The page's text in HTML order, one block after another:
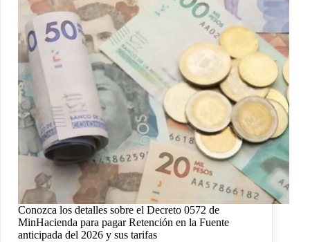
Conozca los detalles sobre el Decreto 0572 de
MinHacienda para pagar Retención en la Fuente
anticipada del 2026 y sus tarifas